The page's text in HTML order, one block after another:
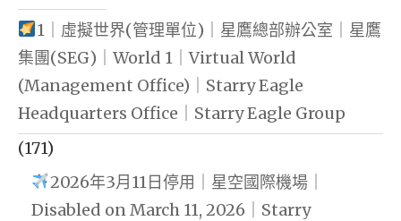
1｜虛擬世界(管理單位)｜星鷹總部辦公室｜星鷹
集團(SEG)｜World 1｜Virtual World
(Management Office)｜Starry Eagle
Headquarters Office｜Starry Eagle Group
(171)
2026年3月11日停用｜星空國際機場｜
Disabled on March 11, 2026｜Starry